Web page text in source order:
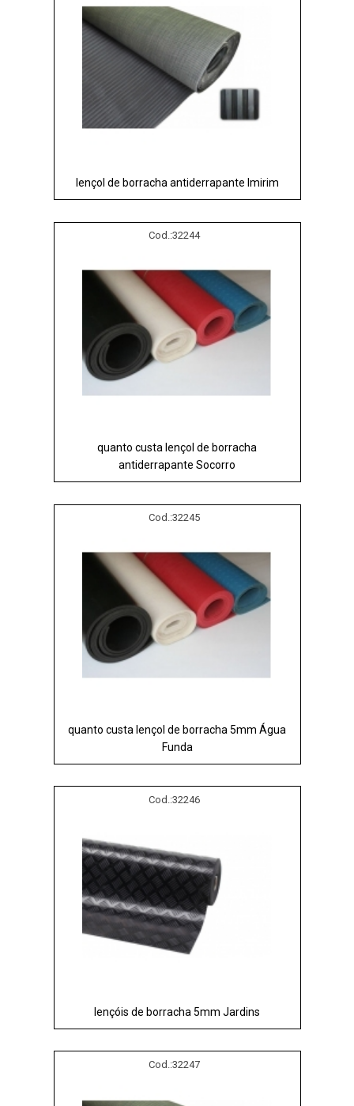
lençol de borracha antiderrapante Imirim
Cod.:32244
quanto custa lençol de borracha
antiderrapante Socorro
Cod.:32245
quanto custa lençol de borracha 5mm Água
Funda
Cod.:32246
lençóis de borracha 5mm Jardins
Cod.:32247